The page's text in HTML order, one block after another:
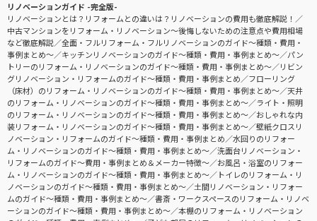
リノベーションガイド -完全版-
リノベーションとは？リフォームとの違いは？リノベーションの費用も徹底解説！
中古マンションをリフォーム・リノベーション〜後悔しないための注意点や費用相場
など徹底解説
全面・フルリフォーム・フルリノベーションのガイド〜種類・費用・
事例まとめ〜
キッチンリノベーションのガイド〜種類・費用・事例まとめ〜
パン
トリーのリフォーム・リノベーションのガイド〜種類・費用・事例まとめ〜
リビン
グリノベーション・リフォームのガイド〜種類・費用・事例まとめ
フローリング
（床材）のリフォーム・リノベーションのガイド〜種類・費用・事例まとめ〜
天井
のリフォーム・リノベーションのガイド〜種類・費用・事例まとめ〜
ライト・照明
のリフォーム・リノベーションのガイド〜種類・費用・事例まとめ〜
おしゃれな内
装リフォーム・リノベーションのガイド〜種類・費用・事例まとめ〜
壁紙クロスリ
ノベーション・リフォームのガイド〜種類・費用・事例まとめ
水回りのリフォー
ム・リノベーションのガイド〜種類・費用・事例まとめ〜
洗面台リノベーション・
リフォームのガイド〜費用・事例まとめ＆メーカー特徴〜
お風呂・浴室のリフォー
ム・リノベーションのガイド〜種類・費用・事例まとめ〜
トイレのリフォーム・リ
ノベーションのガイド〜種類・費用・事例まとめ〜
土間リノベーション・リフォー
ムのガイド〜種類・費用・事例まとめ〜
書斎・ワークスペースのリフォーム・リノベ
ーションのガイド〜種類・費用・事例まとめ〜
本棚のリフォーム・リノベーション